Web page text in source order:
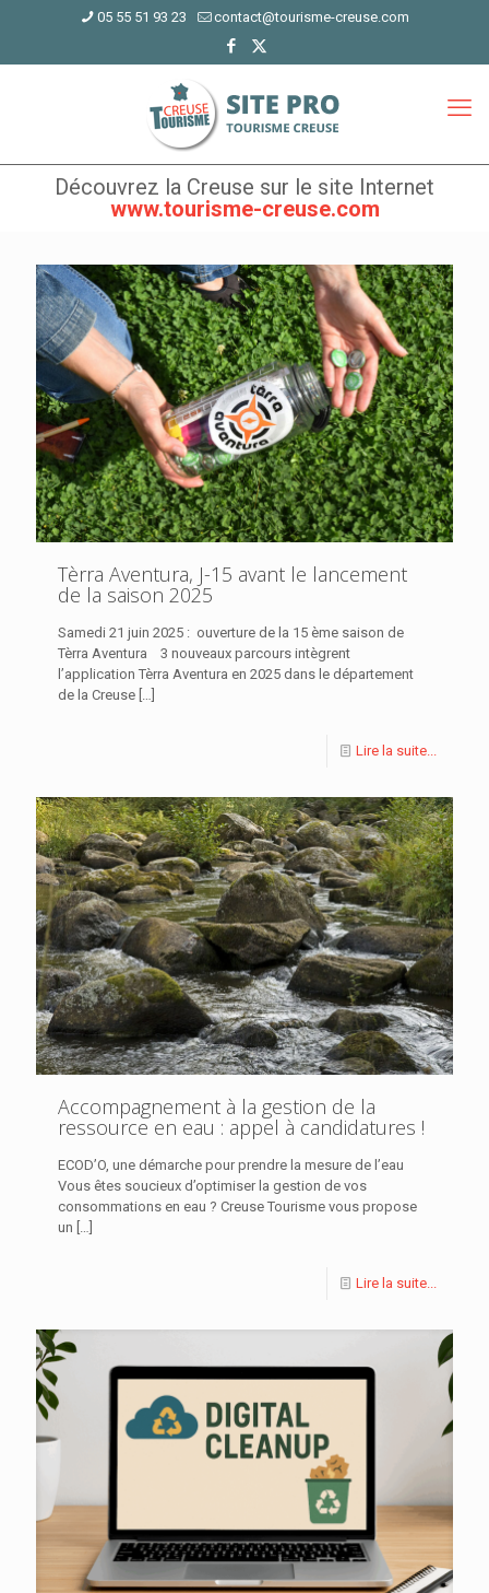
05 55 51 93 23 contact@tourisme-creuse.com
Découvrez la Creuse sur le site Internet
www.tourisme-creuse.com
Tèrra Aventura, J-15 avant le lancement
de la saison 2025
Samedi 21 juin 2025 : ouverture de la 15 ème saison de
Tèrra Aventura 3 nouveaux parcours intègrent
l’application Tèrra Aventura en 2025 dans le département
de la Creuse […]
Lire la suite...
Accompagnement à la gestion de la
ressource en eau : appel à candidatures !
ECOD’O, une démarche pour prendre la mesure de l’eau
Vous êtes soucieux d’optimiser la gestion de vos
consommations en eau ? Creuse Tourisme vous propose
un
Lire la suite...